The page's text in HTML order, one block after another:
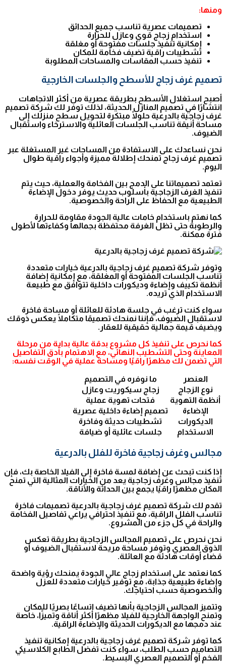
ومنها:
تصميمات عصرية تناسب جميع الحدائق
استخدام زجاج قوي وعازل للحرارة
إمكانية تنفيذ جلسات مفتوحة أو مغلقة
تشطيبات راقية تضيف فخامة للمكان
تنفيذ حسب المقاسات والمساحات المطلوبة
تصميم غرف زجاج للأسطح والجلسات الخارجية
أصبح استغلال الأسطح بطريقة عصرية من أكثر الاتجاهات
انتشارًا في تصميم المنازل الحديثة، لذلك توفر لك شركة تصميم
غرف زجاجية بالدرعية حلولًا مبتكرة لتحويل سطح منزلك إلى
مساحة أنيقة تناسب الجلسات العائلية والاسترخاء واستقبال
الضيوف.
نحن نساعدك على الاستفادة من المساحات غير المستغلة عبر
تصميم غرف زجاج تمنحك إطلالة مميزة وأجواء راقية طوال
اليوم.
تعتمد تصميماتنا على الدمج بين الفخامة والعملية، حيث يتم
تنفيذ الغرف الزجاجية بأسلوب حديث يوفر دخول الإضاءة
الطبيعية مع الحفاظ على الراحة والخصوصية.
كما نهتم باستخدام خامات عالية الجودة مقاومة للحرارة
والرطوبة حتى تظل الغرفة محتفظة بجمالها وكفاءتها لأطول
فترة ممكنة.
وتوفر شركة تصميم غرف زجاجية بالدرعية خيارات متعددة
تناسب الجلسات المفتوحة أو المغلقة، مع إمكانية إضافة
أنظمة تكييف وإضاءة وديكورات داخلية تتوافق مع طبيعة
الاستخدام الذي تريده.
سواء كنت ترغب في جلسة هادئة للعائلة أو مساحة فاخرة
لاستقبال الضيوف، فإننا نمنحك تصميمًا متكاملًا يعكس ذوقك
ويضيف قيمة جمالية حقيقية للعقار.
كما نحرص على تنفيذ كل مشروع بدقة عالية بداية من مرحلة
المعاينة وحتى التشطيب النهائي، مع الاهتمام بأدق التفاصيل
التي تضمن لك مظهرًا راقيًا ومساحة عملية في الوقت نفسه:
العنصر
ما نوفره في التصميم
نوع الزجاج
زجاج سيكوريت وعازل
أنظمة التهوية
فتحات تهوية عملية
الإضاءة
تصميم إضاءة داخلية عصرية
الديكورات
تشطيبات حديثة وفاخرة
الاستخدام
جلسات عائلية أو ضيافة
مجالس وغرف زجاجية فاخرة للفلل بالدرعية
إذا كنت تبحث عن إضافة لمسة فاخرة إلى الفيلا الخاصة بك، فإن
تنفيذ مجالس وغرف زجاجية يعد من الخيارات المثالية التي تمنح
المكان مظهرًا راقيًا يجمع بين الحداثة والأناقة.
تقدم لك شركة تصميم غرف زجاجية بالدرعية تصميمات فاخرة
تناسب الفلل الراقية، مع تنفيذ احترافي يراعي تفاصيل الفخامة
والراحة في كل جزء من المشروع.
نحن نحرص على تصميم المجالس الزجاجية بطريقة تعكس
الذوق العصري وتوفر مساحة مريحة لاستقبال الضيوف أو
قضاء أوقات هادئة مع العائلة.
كما نعتمد على استخدام زجاج عالي الجودة يمنحك رؤية واضحة
وإضاءة طبيعية جذابة، مع توفير خيارات متعددة للعزل
والخصوصية حسب احتياجك.
وتتميز المجالس الزجاجية بأنها تضيف اتساعًا بصريًا للمكان
وتمنح الواجهة الخارجية للفيلا مظهرًا أكثر أناقة وتميزًا، خاصة
عند دمجها مع الديكورات الحديثة والإضاءة الراقية.
كما توفر شركة تصميم غرف زجاجية بالدرعية إمكانية تنفيذ
التصاميم حسب الطلب، سواء كنت تفضل الطابع الكلاسيكي
الفخم أو التصميم العصري البسيط.